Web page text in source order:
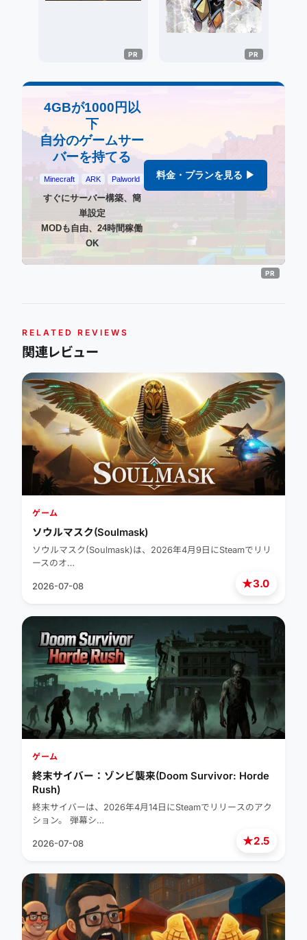
4GBが1000円以
下
自分のゲームサー
バーを持てる
Minecraft ARK Palworld
すぐにサーバー構築、簡
単設定
MODも自由、24時間稼働
OK
料金・プランを見る ▶
RELATED REVIEWS
関連レビュー
★3.0
ゲーム
ソウルマスク(Soulmask)
ソウルマスク(Soulmask)は、2026年4月9日にSteamでリリ
ースのオ…
2026-07-08
★2.5
ゲーム
終末サイバー：ゾンビ襲来(Doom Survivor: Horde
Rush)
終末サイバーは、2026年4月14日にSteamでリリースのアク
ション。 弾幕シ…
2026-07-08